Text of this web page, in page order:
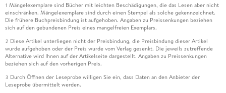
1 Mängelexemplare sind Bücher mit leichten Beschädigungen, die das Lesen aber nicht
einschränken. Mängelexemplare sind durch einen Stempel als solche gekennzeichnet.
Die frühere Buchpreisbindung ist aufgehoben. Angaben zu Preissenkungen beziehen
sich auf den gebundenen Preis eines mangelfreien Exemplars.
2 Diese Artikel unterliegen nicht der Preisbindung, die Preisbindung dieser Artikel
wurde aufgehoben oder der Preis wurde vom Verlag gesenkt. Die jeweils zutreffende
Alternative wird Ihnen auf der Artikelseite dargestellt. Angaben zu Preissenkungen
beziehen sich auf den vorherigen Preis.
3 Durch Öffnen der Leseprobe willigen Sie ein, dass Daten an den Anbieter der
Leseprobe übermittelt werden.